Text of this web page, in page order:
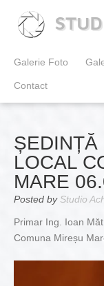
Galerie Foto
Contact
ȘEDINȚĂ
LOCAL
MARE
Posted by Studio
Primar Ing. Ioan
Comuna Mireșu